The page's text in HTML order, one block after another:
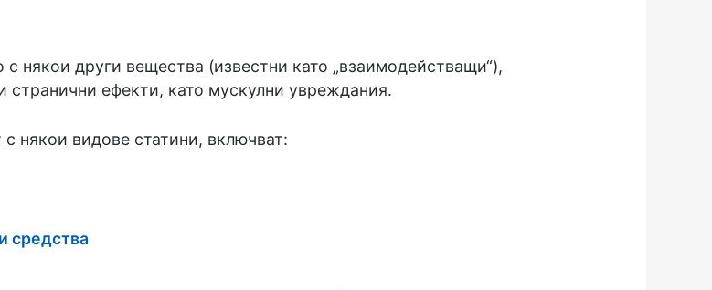
някои други вещества (известни като „взаимодействащи“),
странични ефекти, като мускулни увреждания.
някои видове статини, включват:
средства